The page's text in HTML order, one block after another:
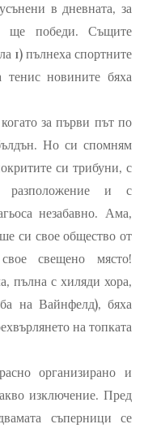
в дневната, за
ще победи. Същите
1) пълнеха спортните
тенис новините бяха
за първи път по
Но си спомням
си трибуни, с
разположение и с
незабавно. Ама,
си свое общество от
свещено място!
пълна с хиляди хора,
на Вайнфелд), бяха
на топката
организирано и
изключение. Пред
съперници се